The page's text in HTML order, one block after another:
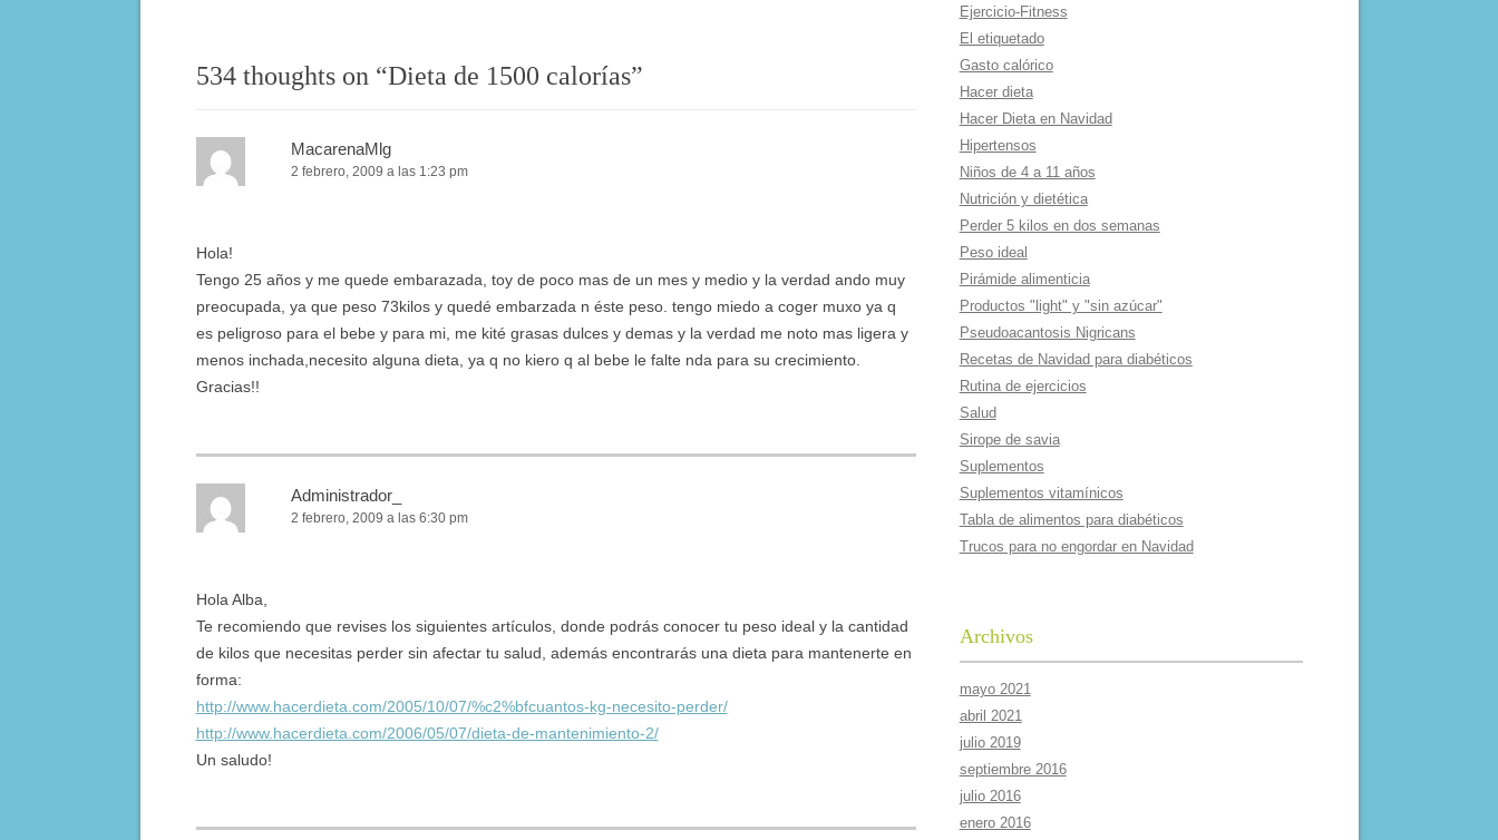
534 thoughts on “Dieta de 1500 calorí­as”
MacarenaMlg
2 febrero, 2009 a las 1:23 pm
Hola!
Tengo 25 años y me quede embarazada, toy de poco mas de un mes y medio y la verdad ando muy
preocupada, ya que peso 73kilos y quedé embarzada n éste peso. tengo miedo a coger muxo ya q
es peligroso para el bebe y para mi, me kité grasas dulces y demas y la verdad me noto mas ligera y
menos inchada,necesito alguna dieta, ya q no kiero q al bebe le falte nda para su crecimiento.
Gracias!!
Administrador_
2 febrero, 2009 a las 6:30 pm
Hola Alba,
Te recomiendo que revises los siguientes artículos, donde podrás conocer tu peso ideal y la cantidad
de kilos que necesitas perder sin afectar tu salud, además encontrarás una dieta para mantenerte en
forma:
http://www.hacerdieta.com/2005/10/07/%c2%bfcuantos-kg-necesito-perder/
http://www.hacerdieta.com/2006/05/07/dieta-de-mantenimiento-2/
Un saludo!
Ejercicio-Fitness
El etiquetado
Gasto calórico
Hacer dieta
Hacer Dieta en Navidad
Hipertensos
Niños de 4 a 11 años
Nutrición y dietética
Perder 5 kilos en dos semanas
Peso ideal
Pirámide alimenticia
Productos "light" y "sin azúcar"
Pseudoacantosis Nigricans
Recetas de Navidad para diabéticos
Rutina de ejercicios
Salud
Sirope de savia
Suplementos
Suplementos vitamí­nicos
Tabla de alimentos para diabéticos
Trucos para no engordar en Navidad
Archivos
mayo 2021
abril 2021
julio 2019
septiembre 2016
julio 2016
enero 2016